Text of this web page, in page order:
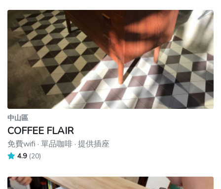
中山區
COFFEE FLAIR
免費wifi · 單品咖啡 · 提供插座
4.9 (20)